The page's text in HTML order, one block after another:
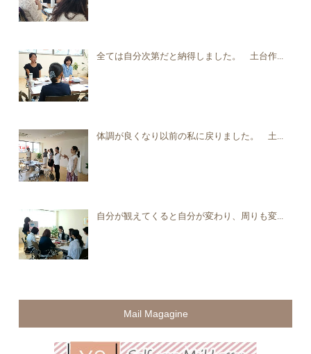
全ては自分次第だと納得しました。 土台作...
体調が良くなり以前の私に戻りました。 土...
自分が観えてくると自分が変わり、周りも変...
Mail Magagine